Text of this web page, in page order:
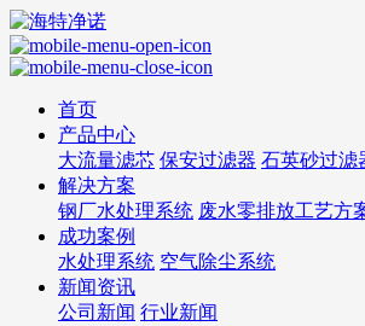
首页
产品中心
大流量滤芯 保安过滤器 石英砂过滤
解决方案
钢厂水处理系统 废水零排放工艺方
成功案例
水处理系统 空气除尘系统
新闻资讯
公司新闻 行业新闻